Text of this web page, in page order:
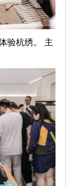
验杭绣。 主